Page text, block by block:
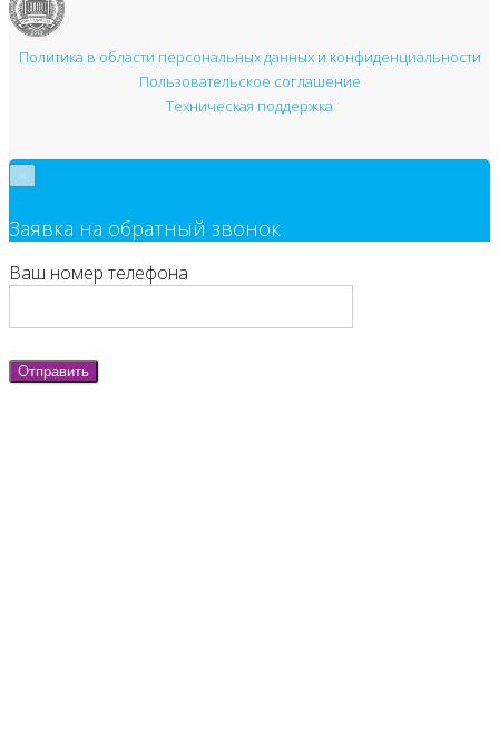
Политика в области персональных данных и конфиденциальности
Пользовательское соглашение
Техническая поддержка
Заявка на обратный звонок
Ваш номер телефона
Отправить